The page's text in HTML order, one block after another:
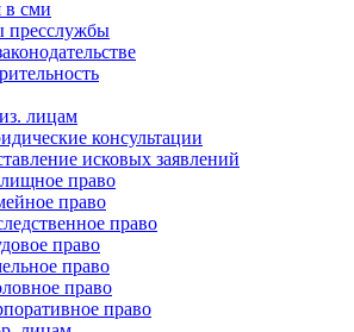
в сми
пресслужбы
лицам
консультации
исковых заявлений
право
право
право
право
право
право
право